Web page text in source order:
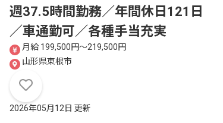
週37.5時間勤務／年間休日121日
／車通勤可／各種手当充実
月給 199,500円〜219,500円
山形県東根市
2026年05月12日 更新